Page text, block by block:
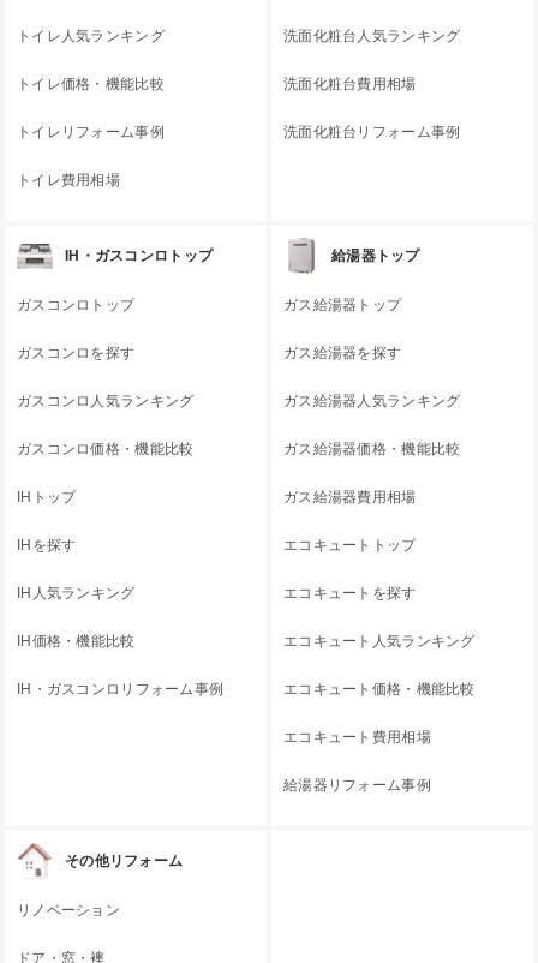
トイレ人気ランキング
トイレ価格・機能比較
トイレリフォーム事例
トイレ費用相場
洗面化粧台人気ランキング
洗面化粧台費用相場
洗面化粧台リフォーム事例
IH・ガスコンロトップ
ガスコンロトップ
ガスコンロを探す
ガスコンロ人気ランキング
ガスコンロ価格・機能比較
IHトップ
IHを探す
IH人気ランキング
IH価格・機能比較
IH・ガスコンロリフォーム事例
給湯器トップ
ガス給湯器トップ
ガス給湯器を探す
ガス給湯器人気ランキング
ガス給湯器価格・機能比較
ガス給湯器費用相場
エコキュートトップ
エコキュートを探す
エコキュート人気ランキング
エコキュート価格・機能比較
エコキュート費用相場
給湯器リフォーム事例
その他リフォーム
リノベーション
ドア・窓・襖